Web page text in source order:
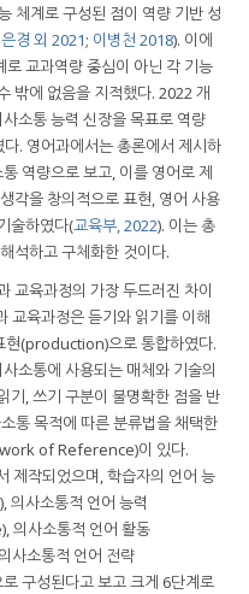
체계로 구성된 점이 역량 기반 성
경 외 2021; 이병천 2018). 이에
교과역량 중심이 아닌 각 기능
밖에 없음을 지적했다. 2022 개
소통 능력 신장을 목표로 역량
. 영어과에서는 총론에서 제시하
역량으로 보고, 이를 영어로 제
각을 창의적으로 표현, 영어 사용
술하였다(교육부, 2022). 이는 총
석하고 구체화한 것이다.
교육과정의 가장 두드러진 차이
교육과정은 듣기와 읽기를 이해
현(production)으로 통합하였다.
소통에 사용되는 매체와 기술의
기, 쓰기 구분이 불명확한 점을 반
통 목적에 따른 분류법을 채택한
of Reference)이 있다.
제작되었으며, 학습자의 언어 능
사소통적 언어 능력
사소통적 언어 활동
소통적 언어 전략
구성된다고 보고 크게 6단계로